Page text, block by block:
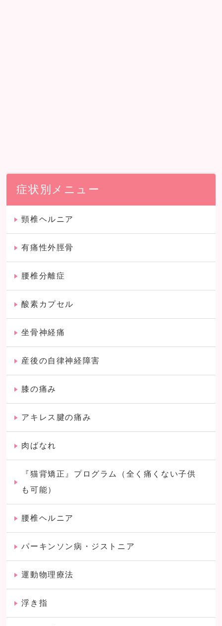
症状別メニュー
頸椎ヘルニア
有痛性外脛骨
腰椎分離症
酸素カプセル
坐骨神経痛
産後の自律神経障害
膝の痛み
アキレス腱の痛み
肉ばなれ
『猫背矯正』プログラム（全く痛くない子供
も可能）
腰椎ヘルニア
パーキンソン病・ジストニア
運動物理療法
浮き指